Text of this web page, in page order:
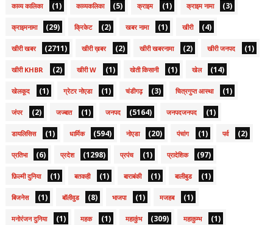
काव्य कालिका (1) काव्यकलिका (5) क्राइम (1) क्राइम नामा (3)
क्राइमनामा (29) क्रिकेट (2) खबर नामा (1) खीरी (4)
खीरी खबर (2711) खीरी ख़बर (2) खीरी खबरनामा (2) खीरी जनपद (1)
खीरी KHBR (2) खीरी W (1) खेती किसानी (1) खेल (14)
खेलकूद (1) ग्रेटर नोएडा (1) चंडीगढ़ (3) चित्रगुप्त आस्था (1)
जंपर (2) जज्बात (1) जनपद (5164) जनपदजनपद (1)
डायलिसिस (1) धार्मिक (594) नोएडा (20) पंचांग (1) पर्व (2)
प्रतिभा (6) प्रदेश (1298) प्रपंच (1) प्रादेशिक (97)
फ़िल्मी दुनिया (1) बतकही (1) बाराबंकी (1) बालीबुड (1)
बिजनेस (1) बॉलीवुड (8) भाजपा (1) मजहब (1)
मनोरंजन दुनिया (1) महक (1) महाकुंभ (309) महाकुम्भ (1)